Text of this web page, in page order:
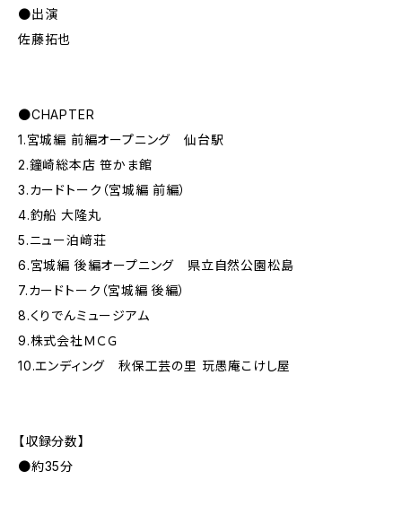
●出演
佐藤拓也
●CHAPTER
1.宮城編 前編オープニング 仙台駅
2.鐘崎総本店 笹かま館
3.カードトーク（宮城編 前編）
4.釣船 大隆丸
5.ニュー泊﨑荘
6.宮城編 後編オープニング 県立自然公園松島
7.カードトーク（宮城編 後編）
8.くりでんミュージアム
9.株式会社ＭＣＧ
10.エンディング 秋保工芸の里 玩愚庵こけし屋
【収録分数】
●約35分